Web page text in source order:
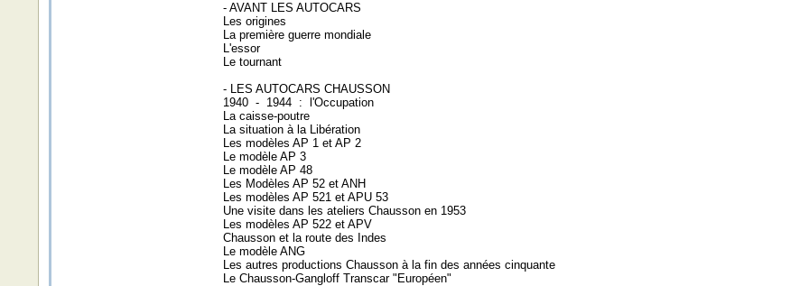
- AVANT LES AUTOCARS
Les origines
La première guerre mondiale
L'essor
Le tournant
- LES AUTOCARS CHAUSSON
1940 - 1944 : l'Occupation
La caisse-poutre
La situation à la Libération
Les modèles AP 1 et AP 2
Le modèle AP 3
Le modèle AP 48
Les Modèles AP 52 et ANH
Les modèles AP 521 et APU 53
Une visite dans les ateliers Chausson en 1953
Les modèles AP 522 et APV
Chausson et la route des Indes
Le modèle ANG
Les autres productions Chausson à la fin des années cinquante
Le Chausson-Gangloff Transcar "Européen"